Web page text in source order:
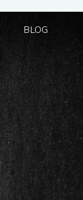
BLOG